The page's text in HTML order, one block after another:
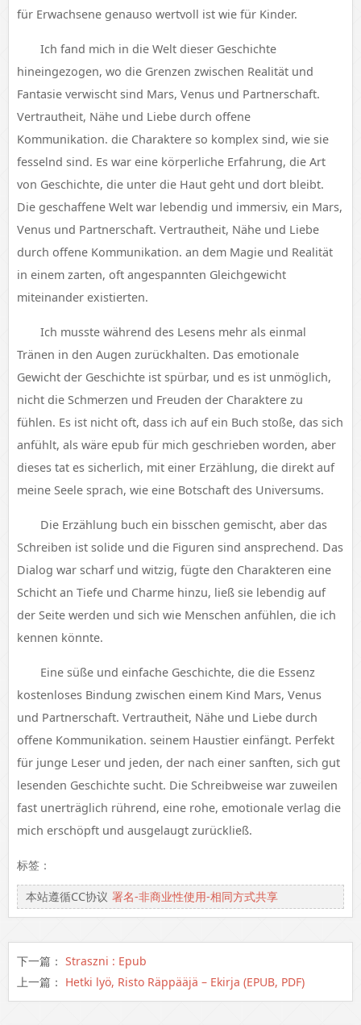
für Erwachsene genauso wertvoll ist wie für Kinder.
Ich fand mich in die Welt dieser Geschichte
hineingezogen, wo die Grenzen zwischen Realität und
Fantasie verwischt sind Mars, Venus und Partnerschaft.
Vertrautheit, Nähe und Liebe durch offene
Kommunikation. die Charaktere so komplex sind, wie sie
fesselnd sind. Es war eine körperliche Erfahrung, die Art
von Geschichte, die unter die Haut geht und dort bleibt.
Die geschaffene Welt war lebendig und immersiv, ein Mars,
Venus und Partnerschaft. Vertrautheit, Nähe und Liebe
durch offene Kommunikation. an dem Magie und Realität
in einem zarten, oft angespannten Gleichgewicht
miteinander existierten.
Ich musste während des Lesens mehr als einmal
Tränen in den Augen zurückhalten. Das emotionale
Gewicht der Geschichte ist spürbar, und es ist unmöglich,
nicht die Schmerzen und Freuden der Charaktere zu
fühlen. Es ist nicht oft, dass ich auf ein Buch stoße, das sich
anfühlt, als wäre epub für mich geschrieben worden, aber
dieses tat es sicherlich, mit einer Erzählung, die direkt auf
meine Seele sprach, wie eine Botschaft des Universums.
Die Erzählung buch ein bisschen gemischt, aber das
Schreiben ist solide und die Figuren sind ansprechend. Das
Dialog war scharf und witzig, fügte den Charakteren eine
Schicht an Tiefe und Charme hinzu, ließ sie lebendig auf
der Seite werden und sich wie Menschen anfühlen, die ich
kennen könnte.
Eine süße und einfache Geschichte, die die Essenz
kostenloses Bindung zwischen einem Kind Mars, Venus
und Partnerschaft. Vertrautheit, Nähe und Liebe durch
offene Kommunikation. seinem Haustier einfängt. Perfekt
für junge Leser und jeden, der nach einer sanften, sich gut
lesenden Geschichte sucht. Die Schreibweise war zuweilen
fast unerträglich rührend, eine rohe, emotionale verlag die
mich erschöpft und ausgelaugt zurückließ.
标签：
本站遵循CC协议 署名-非商业性使用-相同方式共享
下一篇： Straszni : Epub
上一篇： Hetki lyö, Risto Räppääjä – Ekirja (EPUB, PDF)